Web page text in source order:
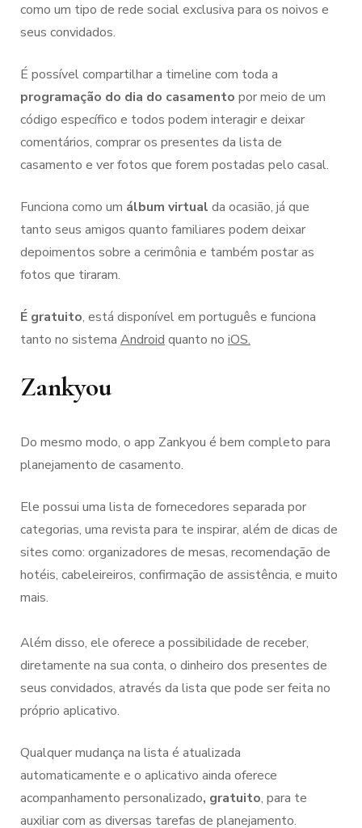
como um tipo de rede social exclusiva para os noivos e
seus convidados.
É possível compartilhar a timeline com toda a
programação do dia do casamento por meio de um
código específico e todos podem interagir e deixar
comentários, comprar os presentes da lista de
casamento e ver fotos que forem postadas pelo casal.
Funciona como um álbum virtual da ocasião, já que
tanto seus amigos quanto familiares podem deixar
depoimentos sobre a cerimônia e também postar as
fotos que tiraram.
É gratuito, está disponível em português e funciona
tanto no sistema Android quanto no iOS.
Zankyou
Do mesmo modo, o app Zankyou é bem completo para
planejamento de casamento.
Ele possui uma lista de fornecedores separada por
categorias, uma revista para te inspirar, além de dicas de
sites como: organizadores de mesas, recomendação de
hotéis, cabeleireiros, confirmação de assistência, e muito
mais.
Além disso, ele oferece a possibilidade de receber,
diretamente na sua conta, o dinheiro dos presentes de
seus convidados, através da lista que pode ser feita no
próprio aplicativo.
Qualquer mudança na lista é atualizada
automaticamente e o aplicativo ainda oferece
acompanhamento personalizado, gratuito, para te
auxiliar com as diversas tarefas de planejamento.